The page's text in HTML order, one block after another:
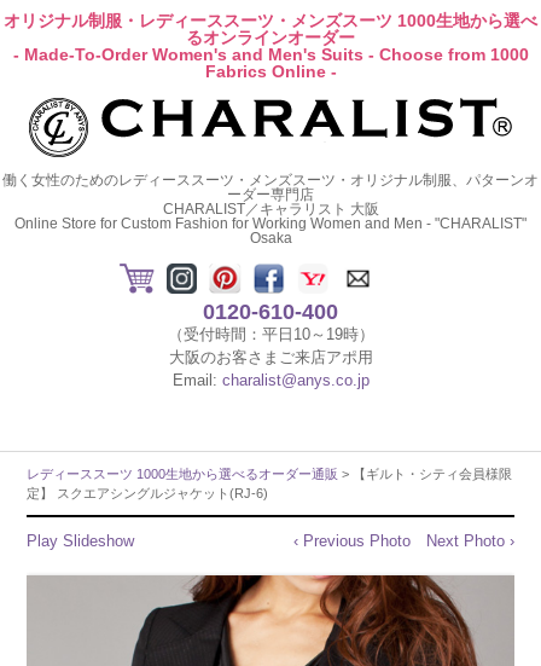
オリジナル制服・レディーススーツ・メンズスーツ 1000生地から選べ
るオンラインオーダー
- Made-To-Order Women's and Men's Suits - Choose from 1000
Fabrics Online -
働く女性のためのレディーススーツ・メンズスーツ・オリジナル制服、パターンオ
ーダー専門店
CHARALIST／キャラリスト 大阪
Online Store for Custom Fashion for Working Women and Men - "CHARALIST"
Osaka
0120-610-400
（受付時間：平日10～19時）
大阪のお客さまご来店アポ用
Email: charalist@anys.co.jp
レディーススーツ 1000生地から選べるオーダー通販 > 【ギルト・シティ会員様限
定】 スクエアシングルジャケット(RJ-6)
Play Slideshow ‹ Previous Photo Next Photo ›